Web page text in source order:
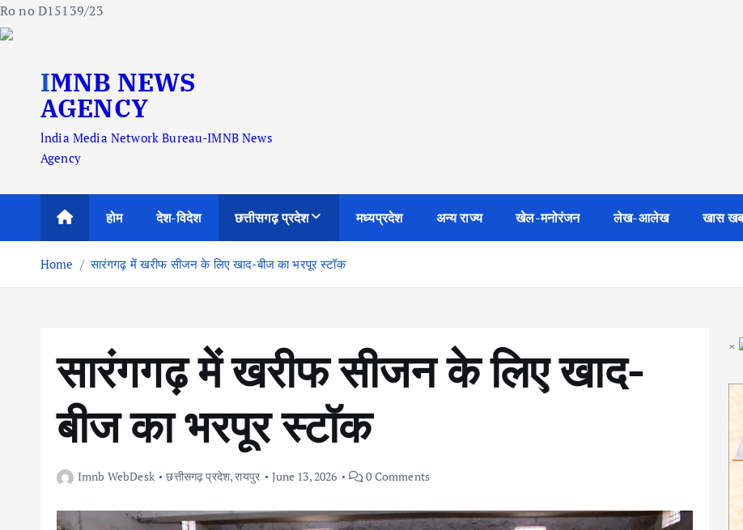
Ro no D15139/23
IMNB NEWS
AGENCY
lndia Media Network Bureau-IMNB News
Agency
होम देश-विदेश छत्तीसगढ़ प्रदेश मध्यप्रदेश अन्य राज्य खेल-मनोरंजन लेख-आलेख खास
Home सारंगगढ़ में खरीफ सीजन के लिए खाद-बीज का भरपूर स्टॉक
सारंगगढ़ में खरीफ सीजन के लिए खाद-
बीज का भरपूर स्टॉक
Imnb WebDesk छत्तीसगढ़ प्रदेश,रायपुर June 13, 2026 0 Comments
×